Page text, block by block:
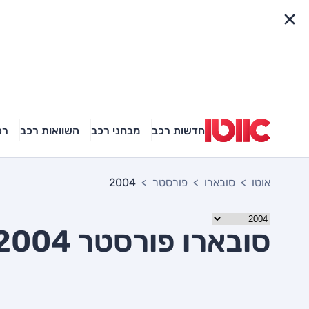
חדשות רכב מבחני רכב השוואות רכב
אוטו סובארו פורסטר 2004
סובארו פורסטר 2004 יד שניה